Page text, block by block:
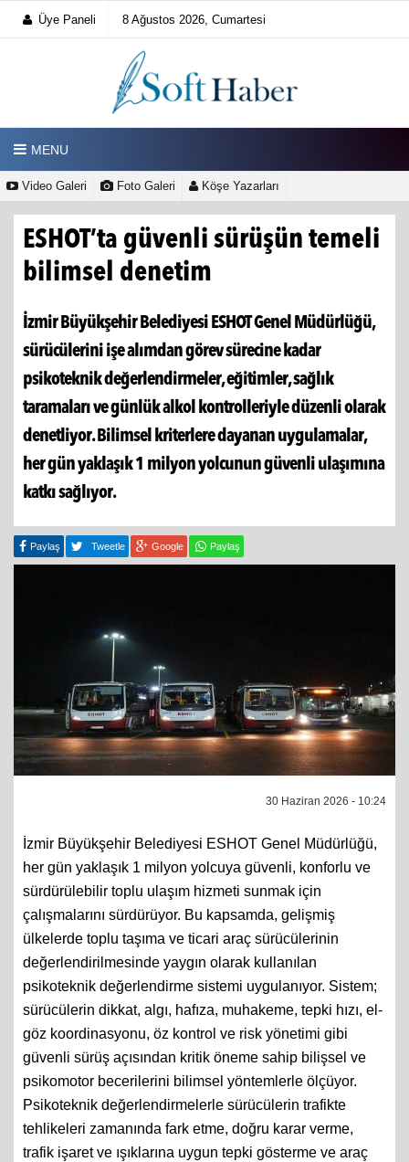
Üye Paneli 8 Ağustos 2026, Cumartesi
MENU
Video Galeri Foto Galeri Köşe Yazarları
ESHOT’ta güvenli sürüşün temeli
bilimsel denetim
İzmir Büyükşehir Belediyesi ESHOT Genel Müdürlüğü,
sürücülerini işe alımdan görev sürecine kadar
psikoteknik değerlendirmeler, eğitimler, sağlık
taramaları ve günlük alkol kontrolleriyle düzenli olarak
denetliyor. Bilimsel kriterlere dayanan uygulamalar,
her gün yaklaşık 1 milyon yolcunun güvenli ulaşımına
katkı sağlıyor.
Paylaş Tweetle Google Paylaş
30 Haziran 2026 - 10:24
İzmir Büyükşehir Belediyesi ESHOT Genel Müdürlüğü,
her gün yaklaşık 1 milyon yolcuya güvenli, konforlu ve
sürdürülebilir toplu ulaşım hizmeti sunmak için
çalışmalarını sürdürüyor. Bu kapsamda, gelişmiş
ülkelerde toplu taşıma ve ticari araç sürücülerinin
değerlendirilmesinde yaygın olarak kullanılan
psikoteknik değerlendirme sistemi uygulanıyor. Sistem;
sürücülerin dikkat, algı, hafıza, muhakeme, tepki hızı, el-
göz koordinasyonu, öz kontrol ve risk yönetimi gibi
güvenli sürüş açısından kritik öneme sahip bilişsel ve
psikomotor becerilerini bilimsel yöntemlerle ölçüyor.
Psikoteknik değerlendirmelerle sürücülerin trafikte
tehlikeleri zamanında fark etme, doğru karar verme,
trafik işaret ve ışıklarına uygun tepki gösterme ve araç